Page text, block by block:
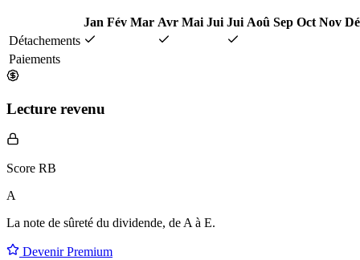
Jan Fév Mar Avr Mai Jui Jui Aoû Sep Oct Nov
Détachements
Paiements
Lecture revenu
Score RB
A
La note de sûreté du dividende, de A à E.
Devenir Premium